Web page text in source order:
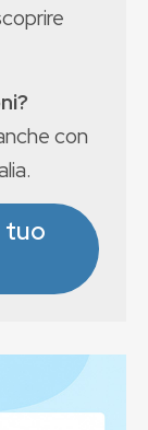
con
tuo